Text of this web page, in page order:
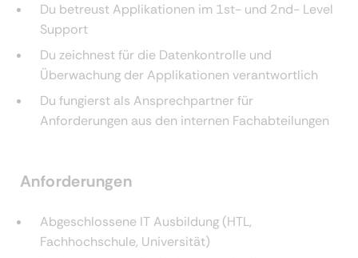
Du betreust Applikationen im 1st- und 2nd- Level
Support
Du zeichnest für die Datenkontrolle und
Überwachung der Applikationen verantwortlich
Du fungierst als Ansprechpartner für
Anforderungen aus den internen Fachabteilungen
Anforderungen
Abgeschlossene IT Ausbildung (HTL,
Fachhochschule, Universität)